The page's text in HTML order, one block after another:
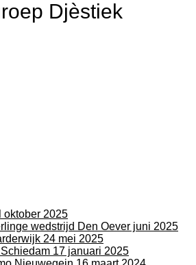
Djèstiek
oktober 2025
wedstrijd Den Oever juni 2025
24 mei 2025
17 januari 2025